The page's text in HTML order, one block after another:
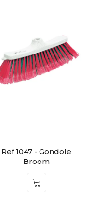
Ref 1047 - Gondole
Broom